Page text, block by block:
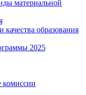
материальной
образования
2025
комиссии